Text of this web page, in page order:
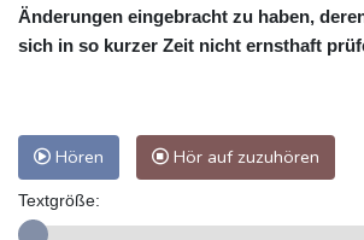
Änderungen eingebracht zu haben,
sich in so kurzer Zeit nicht ernsthaft
Hören Hör auf zuzuhören
Textgröße: